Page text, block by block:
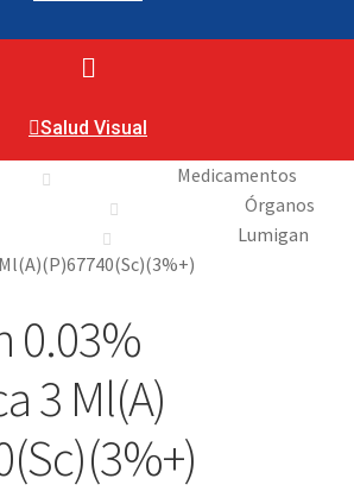
Salud Visual
Medicamentos
Órganos
Lumigan
0.03%
3 Ml(A)